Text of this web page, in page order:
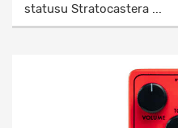
statusu Stratocastera ...